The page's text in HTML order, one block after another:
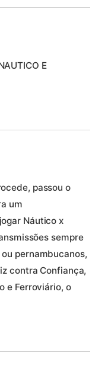
E
passou o
um
Náutico x
sempre
pernambucanos,
contra Confiança,
e Ferroviário, o